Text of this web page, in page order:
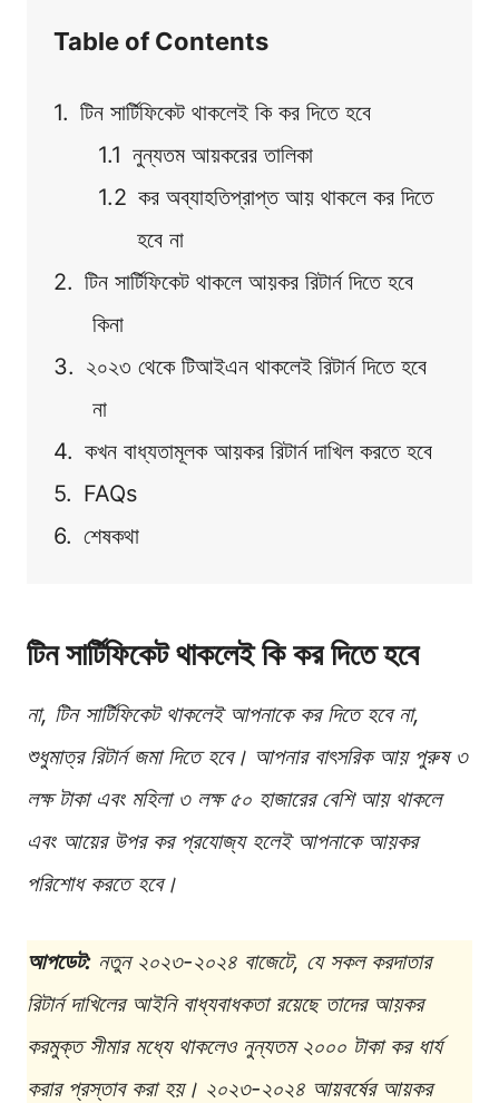
Table of Contents
টিন সার্টিফিকেট থাকলেই কি কর দিতে হবে
নুন্যতম আয়করের তালিকা
কর অব্যাহতিপ্রাপ্ত আয় থাকলে কর দিতে
হবে না
টিন সার্টিফিকেট থাকলে আয়কর রিটার্ন দিতে হবে
কিনা
২০২৩ থেকে টিআইএন থাকলেই রিটার্ন দিতে হবে
না
কখন বাধ্যতামূলক আয়কর রিটার্ন দাখিল করতে হবে
FAQs
শেষকথা
টিন সার্টিফিকেট থাকলেই কি কর দিতে হবে
না, টিন সার্টিফিকেট থাকলেই আপনাকে কর দিতে হবে না,
শুধুমাত্র রিটার্ন জমা দিতে হবে। আপনার বাৎসরিক আয় পুরুষ ৩
লক্ষ টাকা এবং মহিলা ৩ লক্ষ ৫০ হাজারের বেশি আয় থাকলে
এবং আয়ের উপর কর প্রযোজ্য হলেই আপনাকে আয়কর
পরিশোধ করতে হবে।
আপডেট: নতুন ২০২৩-২০২৪ বাজেটে, যে সকল করদাতার
রিটার্ন দাখিলের আইনি বাধ্যবাধকতা রয়েছে তাদের আয়কর
করমুক্ত সীমার মধ্যে থাকলেও নুন্যতম ২০০০ টাকা কর ধার্য
করার প্রস্তাব করা হয়। ২০২৩-২০২৪ আয়বর্ষের আয়কর